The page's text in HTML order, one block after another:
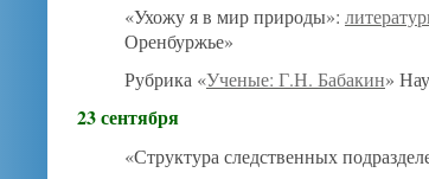
«Ухожу я в мир природы»:
Оренбуржье»
Рубрика «Ученые: Г.Н. Бабакин»
23 сентября
«Структура следственных